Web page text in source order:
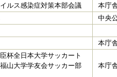
ルス感染症対策本部会議
本庁
中央
本庁
杯全日本大学サッカート
山大学学友会サッカー部
本庁